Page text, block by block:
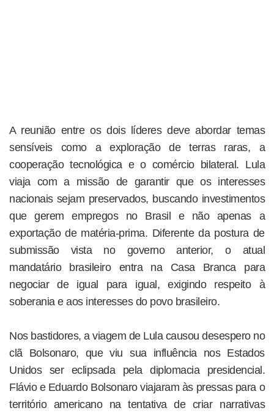
A reunião entre os dois líderes deve abordar temas
sensíveis como a exploração de terras raras, a
cooperação tecnológica e o comércio bilateral. Lula
viaja com a missão de garantir que os interesses
nacionais sejam preservados, buscando investimentos
que gerem empregos no Brasil e não apenas a
exportação de matéria-prima. Diferente da postura de
submissão vista no governo anterior, o atual
mandatário brasileiro entra na Casa Branca para
negociar de igual para igual, exigindo respeito à
soberania e aos interesses do povo brasileiro.
Nos bastidores, a viagem de Lula causou desespero no
clã Bolsonaro, que viu sua influência nos Estados
Unidos ser eclipsada pela diplomacia presidencial.
Flávio e Eduardo Bolsonaro viajaram às pressas para o
território americano na tentativa de criar narrativas